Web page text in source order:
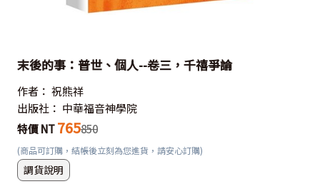
末後的事：普世、個人--卷三，千禧爭論
作者： 祝熊祥
出版社： 中華福音神學院
特價 NT 765850
(商品可訂購，結帳後立刻為您進貨，請安心訂購)
調貨說明